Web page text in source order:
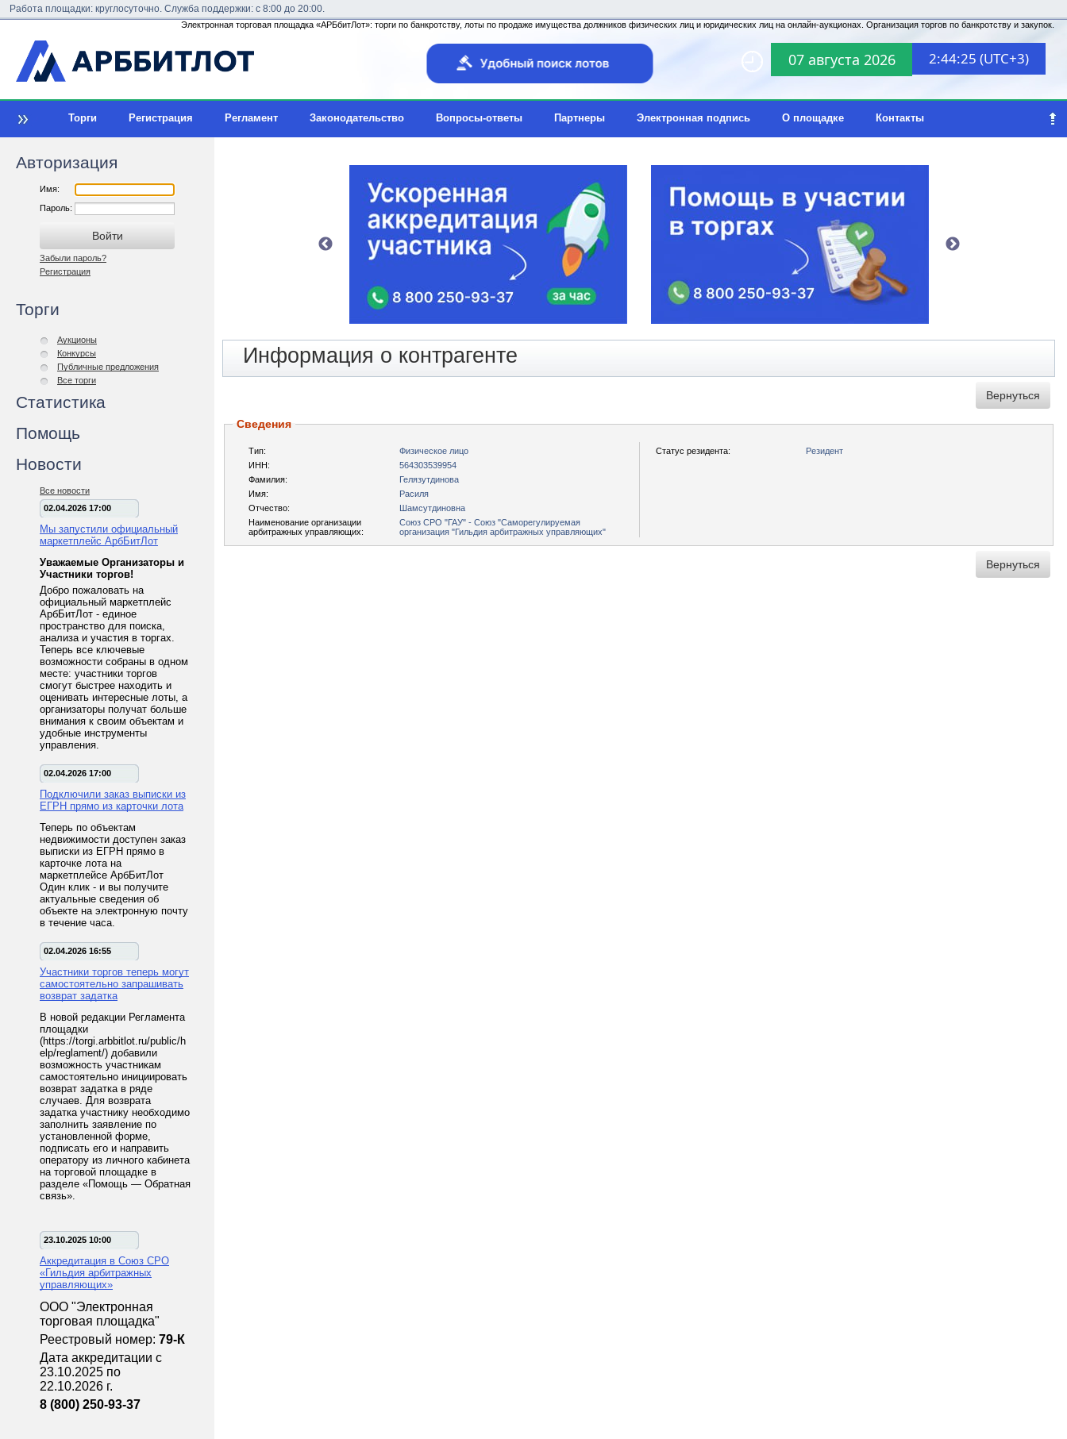
07 августа 2026 2:44:25 (UTC+3)
Работа площадки: круглосуточно. Служба поддержки: с 8:00 до 20:00.
Электронная торговая площадка «АРБбитЛот»: торги по банкротству, лоты по продаже имущества должников физических лиц и юридических лиц на онлайн-аукционах. Организация торгов по банкротству и закупок.
Торги Регистрация Регламент Законодательство Вопросы-ответы Партнеры Электронная подпись О площадке Контакты
Авторизация
Имя:
Пароль:
Забыли пароль?
Регистрация
Торги
Аукционы
Конкурсы
Публичные предложения
Все торги
Статистика
Помощь
Новости
Все новости
02.04.2026 17:00
Мы запустили официальный
маркетплейс АрбБитЛот
Уважаемые Организаторы и
Участники торгов!
Добро пожаловать на
официальный маркетплейс
АрбБитЛот - единое
пространство для поиска,
анализа и участия в торгах.
Теперь все ключевые
возможности собраны в одном
месте: участники торгов
смогут быстрее находить и
оценивать интересные лоты, а
организаторы получат больше
внимания к своим объектам и
удобные инструменты
управления.
02.04.2026 17:00
Подключили заказ выписки из
ЕГРН прямо из карточки лота
Теперь по объектам
недвижимости доступен заказ
выписки из ЕГРН прямо в
карточке лота на
маркетплейсе АрбБитЛот
Один клик - и вы получите
актуальные сведения об
объекте на электронную почту
в течение часа.
02.04.2026 16:55
Участники торгов теперь могут
самостоятельно запрашивать
возврат задатка
В новой редакции Регламента
площадки
(https://torgi.arbbitlot.ru/public/h
elp/reglament/) добавили
возможность участникам
самостоятельно инициировать
возврат задатка в ряде
случаев. Для возврата
задатка участнику необходимо
заполнить заявление по
установленной форме,
подписать его и направить
оператору из личного кабинета
на торговой площадке в
разделе «Помощь — Обратная
связь».
23.10.2025 10:00
Аккредитация в Союз СРО
«Гильдия арбитражных
управляющих»
ООО "Электронная
торговая площадка"
Реестровый номер: 79-К
Дата аккредитации с
23.10.2025 по
22.10.2026 г.
8 (800) 250-93-37
Информация о контрагенте
Сведения
Тип: Физическое лицо Статус резидента:
Резидент
ИНН:
564303539954
Фамилия:
Гелязутдинова
Имя:
Расиля
Отчество:
Шамсутдиновна
Наименование организации
арбитражных управляющих:
Союз СРО "ГАУ" - Союз "Саморегулируемая
организация "Гильдия арбитражных управляющих"